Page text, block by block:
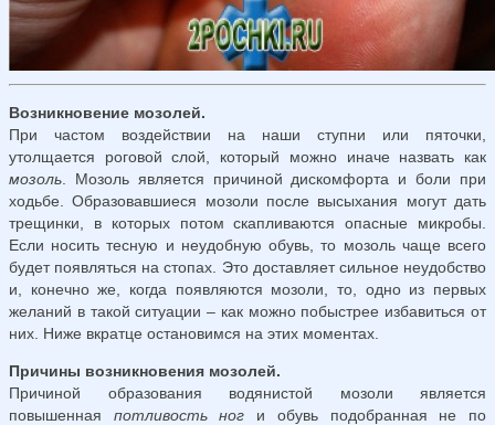
Возникновение мозолей.
При частом воздействии на наши ступни или пяточки,
утолщается роговой слой, который можно иначе назвать как
мозоль . Мозоль является причиной дискомфорта и боли при
ходьбе. Образовавшиеся мозоли после высыхания могут дать
трещинки, в которых потом скапливаются опасные микробы.
Если носить тесную и неудобную обувь, то мозоль чаще всего
будет появляться на стопах. Это доставляет сильное неудобство
и, конечно же, когда появляются мозоли, то, одно из первых
желаний в такой ситуации – как можно побыстрее избавиться от
них. Ниже вкратце остановимся на этих моментах.
Причины возникновения мозолей.
Причиной образования водянистой мозоли является
повышенная потливость ног и обувь подобранная не по